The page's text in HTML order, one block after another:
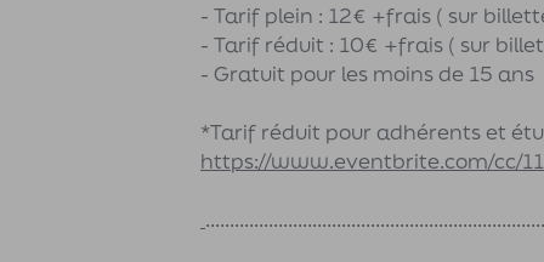
- Tarif plein : 12€ +frais ( sur
- Tarif réduit : 10€ +frais ( sur
- Gratuit pour les moins de 15 ans
*Tarif réduit pour adhérents et
https://www.eventbrite.com/cc/